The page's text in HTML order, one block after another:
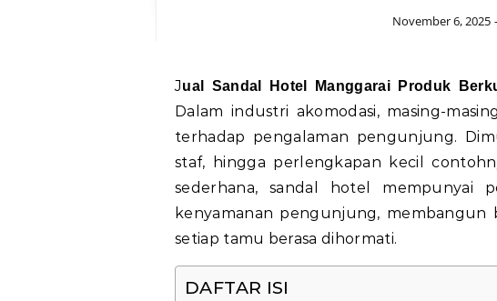
November 6, 2025
Jual Sandal Hotel Manggarai Produk
Dalam industri akomodasi, masing-
terhadap pengalaman pengunjung.
staf, hingga perlengkapan kecil
sederhana, sandal hotel mempunyai
kenyamanan pengunjung, membangun
setiap tamu berasa dihormati.
DAFTAR ISI